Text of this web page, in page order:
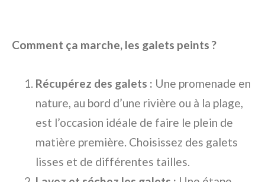
Comment ça marche, les galets peints ?
Récupérez des galets : Une promenade en
nature, au bord d’une rivière ou à la plage,
est l’occasion idéale de faire le plein de
matière première. Choisissez des galets
lisses et de différentes tailles.